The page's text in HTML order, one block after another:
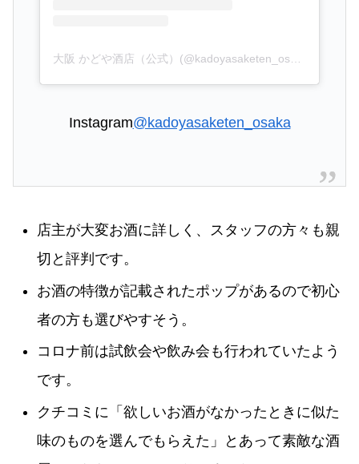
Instagram@kadoyasaketen_osaka
店主が大変お酒に詳しく、スタッフの方々も親
切と評判です。
お酒の特徴が記載されたポップがあるので初心
者の方も選びやすそう。
コロナ前は試飲会や飲み会も行われていたよう
です。
クチコミに「欲しいお酒がなかったときに似た
味のものを選んでもらえた」とあって素敵な酒